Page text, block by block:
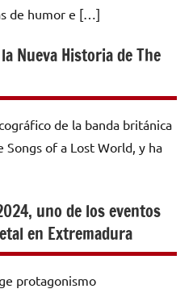
de humor e […]
Nueva Historia de The
de la banda británica
of a Lost World, y ha
uno de los eventos
en Extremadura
protagonismo